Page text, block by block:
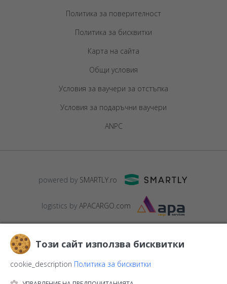
Политика за поверителност
Политика за бисквитки
Карта на сайта
Общи условия
Условия за ваучери за отстъпка
Условия за подаръчни ваучери
ANPC
powered by SMARTLY.ro
logistics by APACARGO.com
Този сайт използва бисквитки
cookie_description Политика за бисквитки